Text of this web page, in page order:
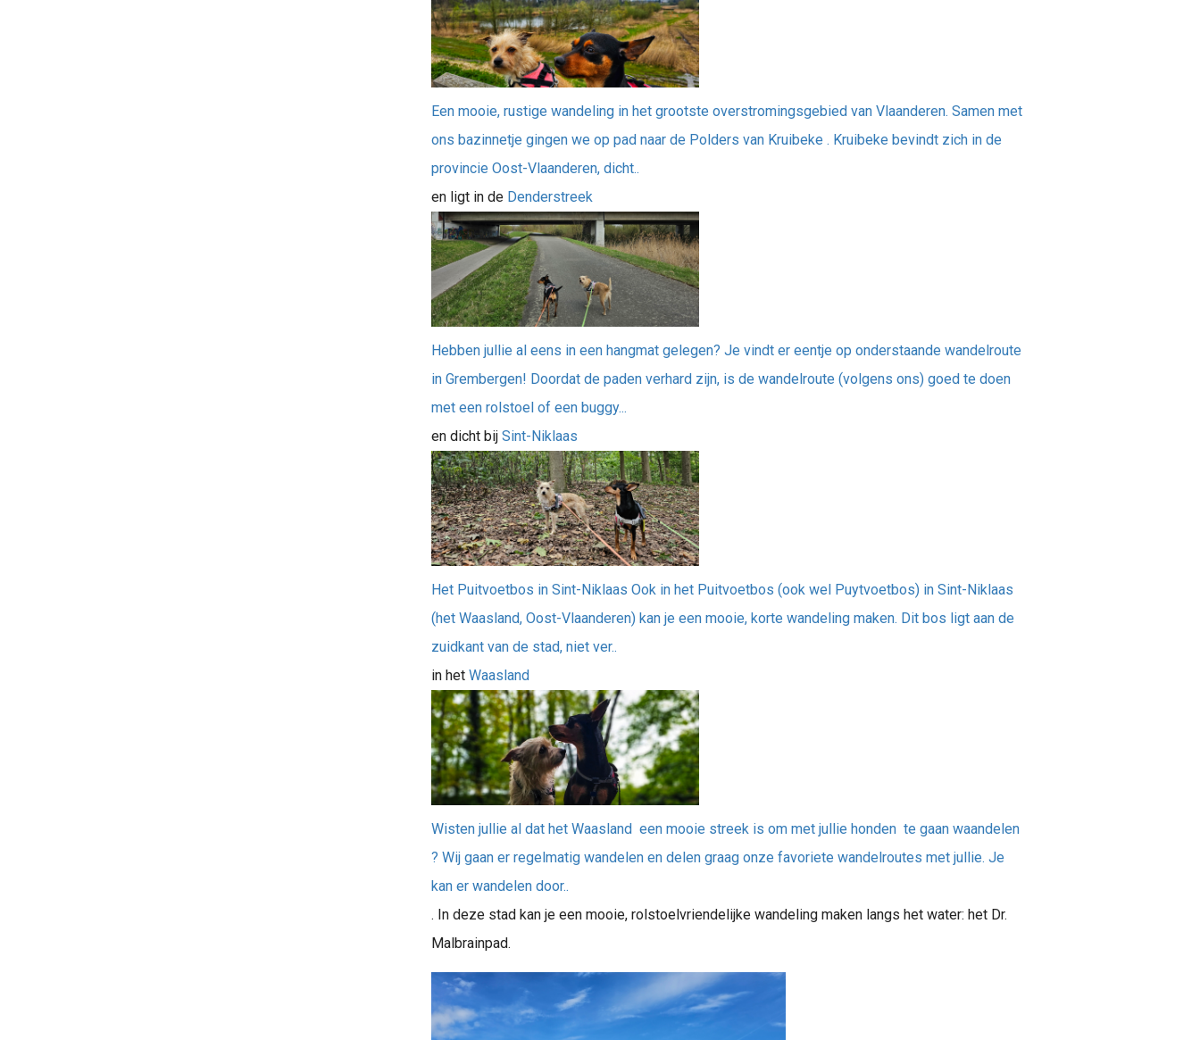
Een mooie, rustige wandeling in het grootste overstromingsgebied van Vlaanderen. Samen met
ons bazinnetje gingen we op pad naar de Polders van Kruibeke . Kruibeke bevindt zich in de
provincie Oost-Vlaanderen, dicht..
en ligt in de Denderstreek
Hebben jullie al eens in een hangmat gelegen? Je vindt er eentje op onderstaande wandelroute
in Grembergen! Doordat de paden verhard zijn, is de wandelroute (volgens ons) goed te doen
met een rolstoel of een buggy...
en dicht bij Sint-Niklaas
Het Puitvoetbos in Sint-Niklaas Ook in het Puitvoetbos (ook wel Puytvoetbos) in Sint-Niklaas
(het Waasland, Oost-Vlaanderen) kan je een mooie, korte wandeling maken. Dit bos ligt aan de
zuidkant van de stad, niet ver..
in het Waasland
Wisten jullie al dat het Waasland een mooie streek is om met jullie honden te gaan waandelen
? Wij gaan er regelmatig wandelen en delen graag onze favoriete wandelroutes met jullie. Je
kan er wandelen door..
. In deze stad kan je een mooie, rolstoelvriendelijke wandeling maken langs het water: het Dr.
Malbrainpad.